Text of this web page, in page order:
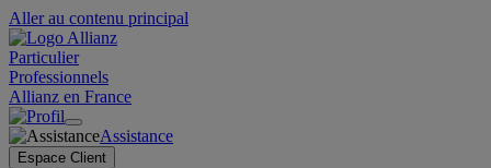
Aller au contenu principal
Particulier
Professionnels
Allianz en France
Assistance
Espace Client